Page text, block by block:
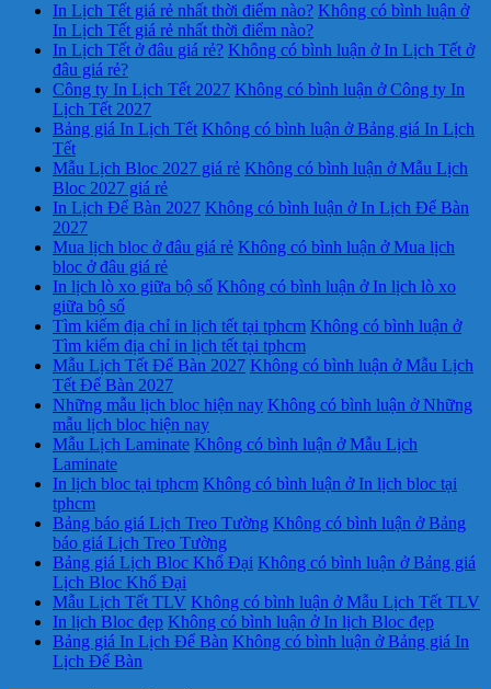
In Lịch Tết giá rẻ nhất thời điểm nào? Không có bình luận ở
In Lịch Tết giá rẻ nhất thời điểm nào?
In Lịch Tết ở đâu giá rẻ? Không có bình luận ở In Lịch Tết ở
đâu giá rẻ?
Công ty In Lịch Tết 2027 Không có bình luận ở Công ty In
Lịch Tết 2027
Bảng giá In Lịch Tết Không có bình luận ở Bảng giá In Lịch
Tết
Mẫu Lịch Bloc 2027 giá rẻ Không có bình luận ở Mẫu Lịch
Bloc 2027 giá rẻ
In Lịch Để Bàn 2027 Không có bình luận ở In Lịch Để Bàn
2027
Mua lịch bloc ở đâu giá rẻ Không có bình luận ở Mua lịch
bloc ở đâu giá rẻ
In lịch lò xo giữa bộ số Không có bình luận ở In lịch lò xo
giữa bộ số
Tìm kiếm địa chỉ in lịch tết tại tphcm Không có bình luận ở
Tìm kiếm địa chỉ in lịch tết tại tphcm
Mẫu Lịch Tết Để Bàn 2027 Không có bình luận ở Mẫu Lịch
Tết Để Bàn 2027
Những mẫu lịch bloc hiện nay Không có bình luận ở Những
mẫu lịch bloc hiện nay
Mẫu Lịch Laminate Không có bình luận ở Mẫu Lịch
Laminate
In lịch bloc tại tphcm Không có bình luận ở In lịch bloc tại
tphcm
Bảng báo giá Lịch Treo Tường Không có bình luận ở Bảng
báo giá Lịch Treo Tường
Bảng giá Lịch Bloc Khổ Đại Không có bình luận ở Bảng giá
Lịch Bloc Khổ Đại
Mẫu Lịch Tết TLV Không có bình luận ở Mẫu Lịch Tết TLV
In lịch Bloc đẹp Không có bình luận ở In lịch Bloc đẹp
Bảng giá In Lịch Để Bàn Không có bình luận ở Bảng giá In
Lịch Để Bàn